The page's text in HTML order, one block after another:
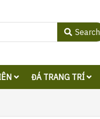
Search
ĐÁ TRANG TRÍ